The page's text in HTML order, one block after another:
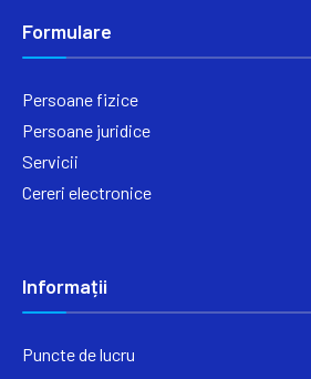
Formulare
Persoane fizice
Persoane juridice
Servicii
Cereri electronice
Informații
Puncte de lucru